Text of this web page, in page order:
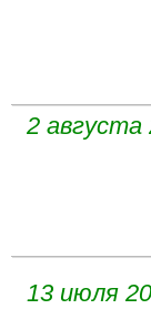
2 августа
13 июля